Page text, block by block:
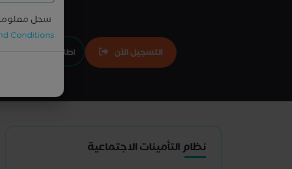
التسجيل الآن اطلبها تعاقدي
نظام التأمينات الاجتماعية
سجل
Conditions